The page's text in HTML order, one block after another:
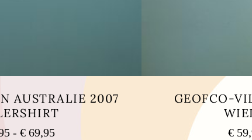
AUSTRALIE 2007
- € 69,95Prijsklasse:
GEOFCO-
€